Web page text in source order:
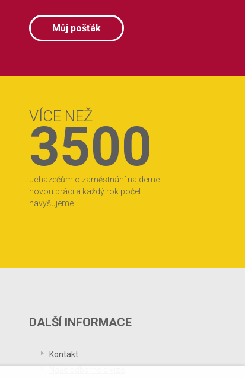
Můj pošťák
VÍCE NEŽ
3500
uchazečům o zaměstnání najdeme
novou práci a každý rok počet
navyšujeme.
DALŠÍ INFORMACE
Kontakt